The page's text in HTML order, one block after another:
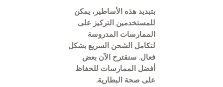
بتبديد هذه الأساطير، يمكن
للمستخدمين التركيز على
الممارسات المدروسة
لتكامل الشحن السريع بشكل
فعال. سنقترح الآن بعض
أفضل الممارسات للحفاظ
على صحة البطارية.